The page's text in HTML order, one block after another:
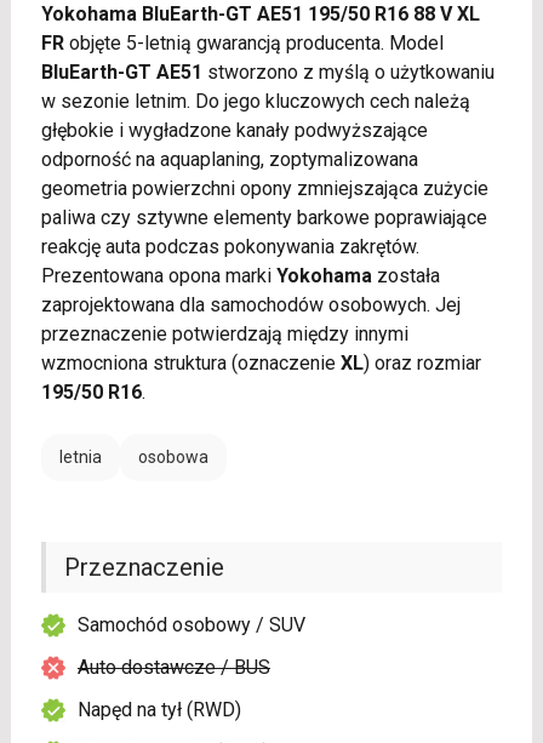
Yokohama BluEarth-GT AE51 195/50 R16 88 V XL
FRobjęte 5-letnią gwarancją producenta. Model
BluEarth-GT AE51 stworzono z myślą o użytkowaniu
w sezonie letnim. Do jego kluczowych cech należą
głębokie i wygładzone kanały podwyższające
odporność na aquaplaning, zoptymalizowana
geometria powierzchni opony zmniejszająca zużycie
paliwa czy sztywne elementy barkowe poprawiające
reakcję auta podczas pokonywania zakrętów.
Prezentowana opona marki Yokohamazostała
zaprojektowana dla samochodów osobowych. Jej
przeznaczenie potwierdzają między innymi
wzmocniona struktura (oznaczenie XL) oraz rozmiar
195/50 R16.
letnia osobowa
Przeznaczenie
Samochód osobowy / SUV
Auto dostawcze / BUS
Napęd na tył (RWD)